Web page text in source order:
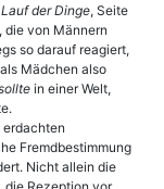
der Dinge, Seite
die von Männern
so darauf reagiert,
Mädchen also
in einer Welt,
Fremdbestimmung
Nicht allein die